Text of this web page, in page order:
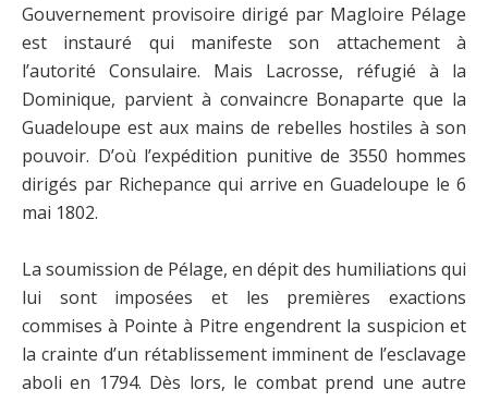
Gouvernement provisoire dirigé par Magloire Pélage
est instauré qui manifeste son attachement à
l’autorité Consulaire. Mais Lacrosse, réfugié à la
Dominique, parvient à convaincre Bonaparte que la
Guadeloupe est aux mains de rebelles hostiles à son
pouvoir. D’où l’expédition punitive de 3550 hommes
dirigés par Richepance qui arrive en Guadeloupe le 6
mai 1802.
La soumission de Pélage, en dépit des humiliations qui
lui sont imposées et les premières exactions
commises à Pointe à Pitre engendrent la suspicion et
la crainte d’un rétablissement imminent de l’esclavage
aboli en 1794. Dès lors, le combat prend une autre